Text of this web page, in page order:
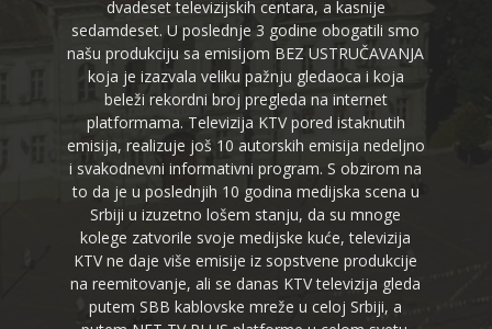
dvadeset televizijskih centara, a kasnije
sedamdeset. U poslednje 3 godine obogatili smo
našu produkciju sa emisijom BEZ USTRUČAVANJA
koja je izazvala veliku pažnju gledaoca i koja
beleži rekordni broj pregleda na internet
platformama. Televizija KTV pored istaknutih
emisija, realizuje još 10 autorskih emisija nedeljno
i svakodnevni informativni program. S obzirom na
to da je u poslednjih 10 godina medijska scena u
Srbiji u izuzetno lošem stanju, da su mnoge
kolege zatvorile svoje medijske kuće, televizija
KTV ne daje više emisije iz sopstvene produkcije
na reemitovanje, ali se danas KTV televizija gleda
putem SBB kablovske mreže u celoj Srbiji, a